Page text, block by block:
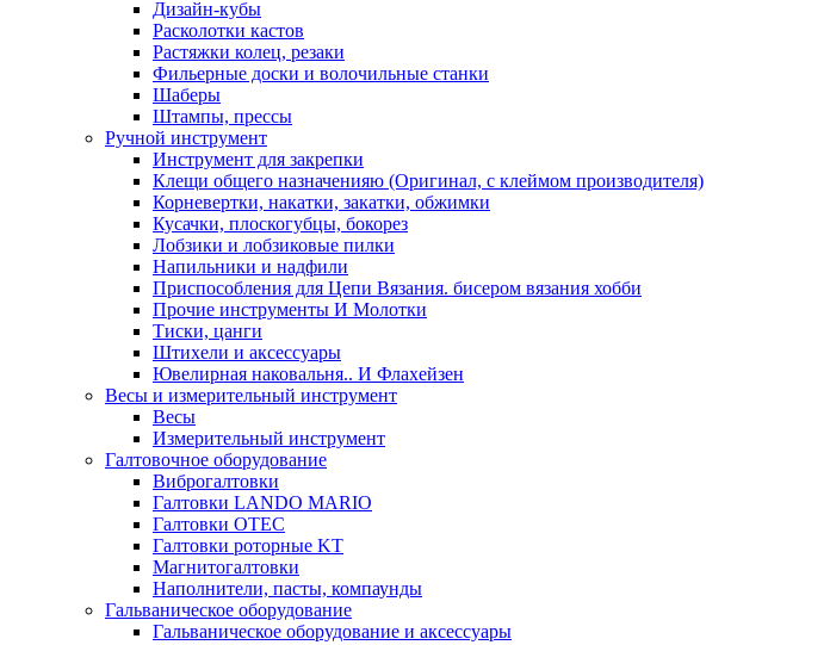
Дизайн-кубы
Расколотки кастов
Растяжки колец, резаки
Фильерные доски и волочильные станки
Шаберы
Штампы, прессы
Ручной инструмент
Инструмент для закрепки
Клещи общего назначенияю (Оригинал, с клеймом производителя)
Корневертки, накатки, закатки, обжимки
Кусачки, плоскогубцы, бокорез
Лобзики и лобзиковые пилки
Напильники и надфили
Приспособления для Цепи Вязания. бисером вязания хобби
Прочие инструменты И Молотки
Тиски, цанги
Штихели и аксессуары
Ювелирная наковальня.. И Флахейзен
Весы и измерительный инструмент
Весы
Измерительный инструмент
Галтовочное оборудование
Виброгалтовки
Галтовки LANDO MARIO
Галтовки OTEC
Галтовки роторные KT
Магнитогалтовки
Наполнители, пасты, компаунды
Гальваническое оборудование
Гальваническое оборудование и аксессуары